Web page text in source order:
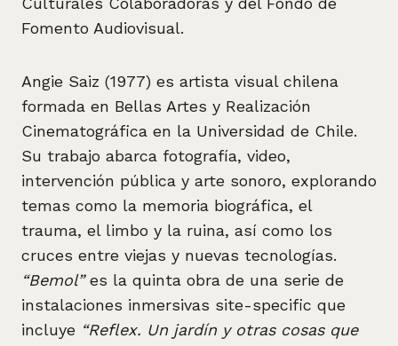
Fomento Audiovisual.
Angie Saiz (1977) es artista visual chilena
formada en Bellas Artes y Realización
Cinematográfica en la Universidad de Chile.
Su trabajo abarca fotografía, video,
intervención pública y arte sonoro, explorando
temas como la memoria biográfica, el
trauma, el limbo y la ruina, así como los
cruces entre viejas y nuevas tecnologías.
“Bemol”es la quinta obra de una serie de
instalaciones inmersivas site-specific que
incluye “Reflex. Un jardín y otras cosas que